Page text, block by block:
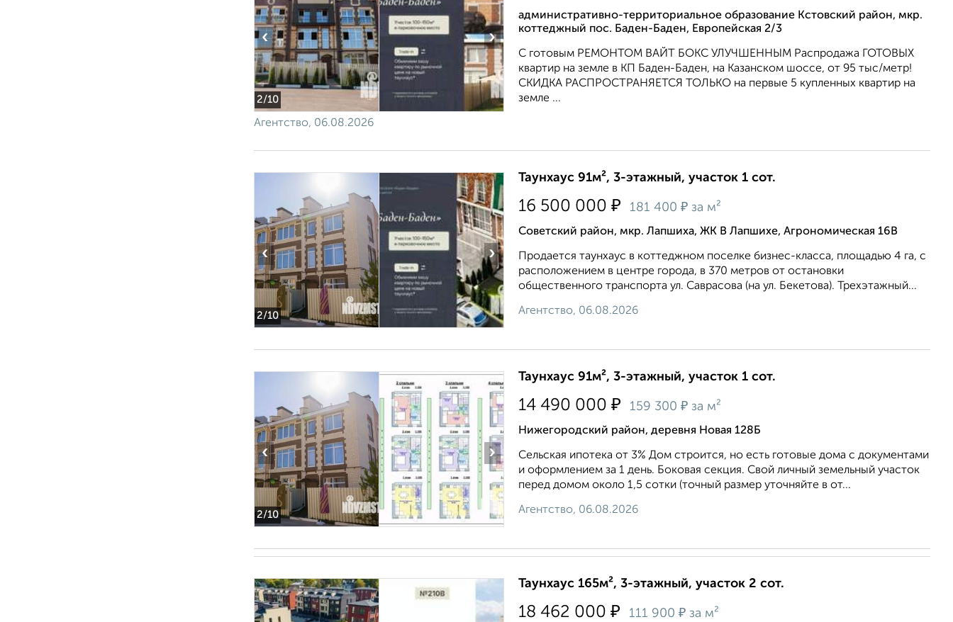
2/10
‹ ›
административно-территориальное образование Кстовский район, мкр.
коттеджный пос. Баден-Баден, Европейская 2/3
С готовым РЕМОНТОМ ВАЙТ БОКС УЛУЧШЕННЫМ Распродажа ГОТОВЫХ
квартир на земле в КП Баден-Баден, на Казанском шоссе, от 95 тыс/метр!
СКИДКА РАСПРОСТРАНЯЕТСЯ ТОЛЬКО на первые 5 купленных квартир на
земле ...
Агентство, 06.08.2026
2/10
‹ ›
Таунхаус 91м², 3-этажный, участок 1 сот.
16 500 000 ₽ 181 400 ₽ за м²
Советский район, мкр. Лапшиха, ЖК В Лапшихе, Агрономическая 16В
Продается таунхаус в коттеджном поселке бизнес-класса, площадью 4 га, с
расположением в центре города, в 370 метров от остановки
общественного транспорта ул. Саврасова (на ул. Бекетова). Трехэтажный...
Агентство, 06.08.2026
2/10
‹ ›
Таунхаус 91м², 3-этажный, участок 1 сот.
14 490 000 ₽ 159 300 ₽ за м²
Нижегородский район, деревня Новая 128Б
Сельская ипотека от 3% Дом строится, но есть готовые дома с документами
и оформлением за 1 день. Боковая секция. Свой личный земельный участок
перед домом около 1,5 сотки (точный размер уточняйте в от...
Агентство, 06.08.2026
Таунхаус 165м², 3-этажный, участок 2 сот.
18 462 000 ₽ 111 900 ₽ за м²